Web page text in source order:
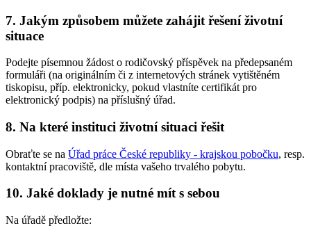
7. Jakým způsobem můžete zahájit řešení životní
situace
Podejte písemnou žádost o rodičovský příspěvek na předepsaném
formuláři (na originálním či z internetových stránek vytištěném
tiskopisu, příp. elektronicky, pokud vlastníte certifikát pro
elektronický podpis) na příslušný úřad.
8. Na které instituci životní situaci řešit
Obraťte se na Úřad práce České republiky - krajskou pobočku, resp.
kontaktní pracoviště, dle místa vašeho trvalého pobytu.
10. Jaké doklady je nutné mít s sebou
Na úřadě předložte: